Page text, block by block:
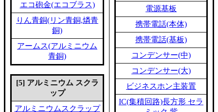
エコ砲金(エコブラス)
りん青銅(リン青銅,燐青
銅)
アームス(アルミニウム
青銅)
[5] アルミニウム スクラ
ップ
アルミニウムスクラップ
電源基板
携帯電話(本体)
携帯電話(基板)
コンデンサー(中)
コンデンサー(大)
ビジネスホン主装置
IC(集積回路)長方形 セラ